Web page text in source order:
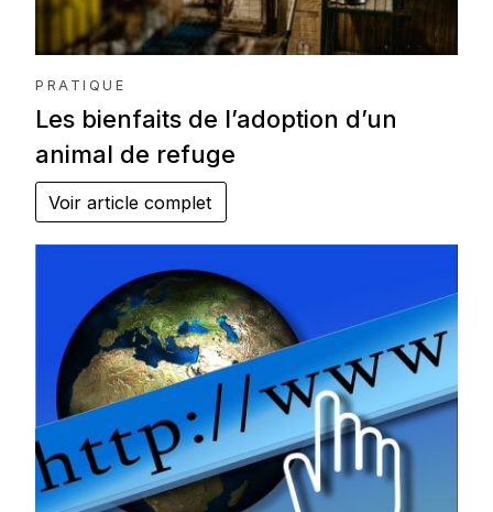
PRATIQUE
Les bienfaits de l’adoption d’un
animal de refuge
Voir article complet